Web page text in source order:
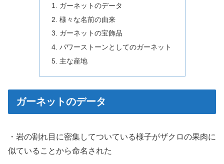
ガーネットのデータ
様々な名前の由来
ガーネットの宝飾品
パワーストーンとしてのガーネット
主な産地
ガーネットのデータ
・岩の割れ目に密集してついている様子がザクロの果肉に
似ていることから命名された